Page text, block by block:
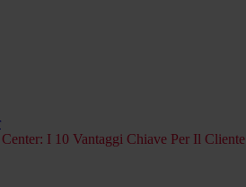
I 10 Vantaggi Chiave Per Il Cliente